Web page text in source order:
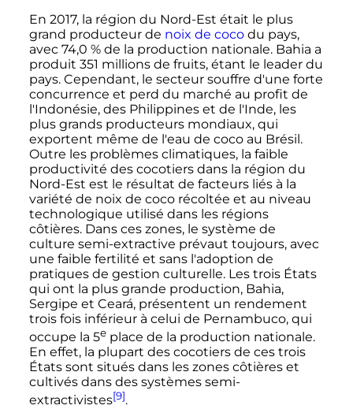
En 2017, la région du Nord-Est était le plus
grand producteur de noix de cocodu pays,
avec 74,0 % de la production nationale. Bahia a
produit 351 millionsde fruits, étant le leader du
pays. Cependant, le secteur souffre d'une forte
concurrence et perd du marché au profit de
l'Indonésie, des Philippines et de l'Inde, les
plus grands producteurs mondiaux, qui
exportent même de l'eau de coco au Brésil.
Outre les problèmes climatiques, la faible
productivité des cocotiers dans la région du
Nord-Est est le résultat de facteurs liés à la
variété de noix de coco récoltée et au niveau
technologique utilisé dans les régions
côtières. Dans ces zones, le système de
culture semi-extractive prévaut toujours, avec
une faible fertilité et sans l'adoption de
pratiques de gestion culturelle. Les trois États
qui ont la plus grande production, Bahia,
Sergipe et Ceará, présentent un rendement
trois fois inférieur à celui de Pernambuco, qui
occupe la 5eplace de la production nationale.
En effet, la plupart des cocotiers de ces trois
États sont situés dans les zones côtières et
cultivés dans des systèmes semi-
extractivistes[9].